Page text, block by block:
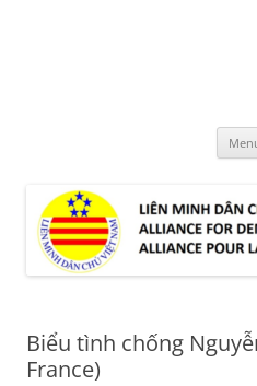
Biểu tình chống
France)